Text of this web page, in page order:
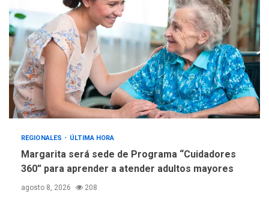
estadísticas de turismo
REGIONALES ÚLTIMA HORA
Margarita será sede de Programa “Cuidadores
360” para aprender a atender adultos mayores
agosto 8, 2026 208